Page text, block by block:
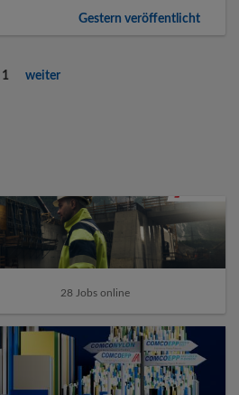
Gestern veröffentlicht
1 weiter
28 Jobs online